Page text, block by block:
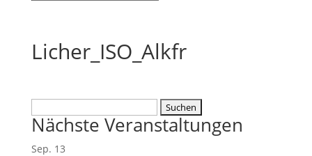
Licher_ISO_Alkfr
nach:
Nächste Veranstaltungen
Sep. 13